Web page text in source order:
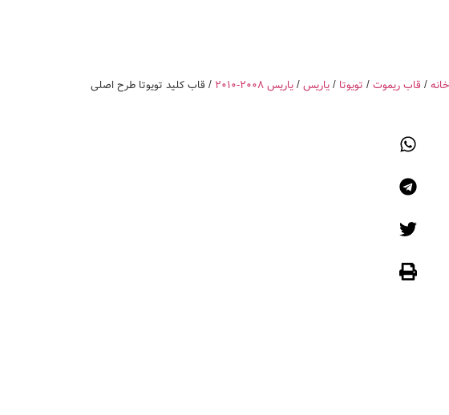
خانه/ قاب ریموت/ تویوتا /یاریس/یاریس 2008-2010 / قاب کلید تویوتا طرح اصلی